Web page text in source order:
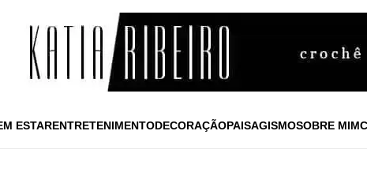
ESTARENTRETENIMENTODECORAÇÃOPAISAGISMOSOBRE MIM